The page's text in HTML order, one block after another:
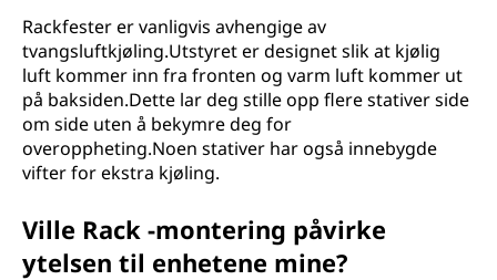
Rackfester er vanligvis avhengige av
tvangsluftkjøling.Utstyret er designet slik at kjølig
luft kommer inn fra fronten og varm luft kommer ut
på baksiden.Dette lar deg stille opp flere stativer side
om side uten å bekymre deg for
overoppheting.Noen stativer har også innebygde
vifter for ekstra kjøling.
Ville Rack -montering påvirke
ytelsen til enhetene mine?